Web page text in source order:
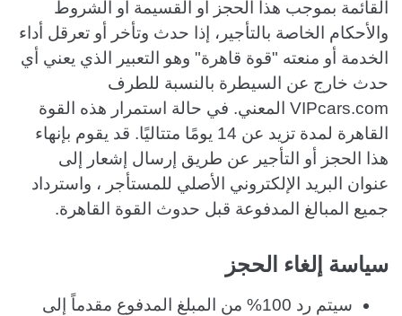
القائمة بموجب هذا الحجز أو القسيمة أو الشروط
والأحكام الخاصة بالتأجير، إذا حدث وتأخر أو تعرقل أداء
الخدمة أو منعته "قوة قاهرة" وهو التعبير الذي يعني أي
حدث خارج عن السيطرة بالنسبة للطرف
VIPcars.com المعني. في حالة استمرار هذه القوة
القاهرة لمدة تزيد عن 14 يومًا متتاليًا. قد يقوم بإنهاء
هذا الحجز أو التأجير عن طريق إرسال إشعار إلى
عنوان البريد الإلكتروني الأصلي للمستأجر ، واسترداد
جميع المبالغ المدفوعة قبل حدوث القوة القاهرة.
سياسة إلغاء الحجز
سيتم رد 100% من المبلغ المدفوع مقدماً إلى